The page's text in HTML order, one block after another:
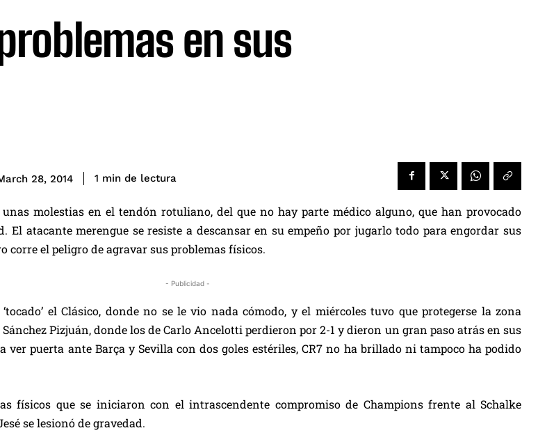
en sus
28, 2014 1 min de lectura
molestias en el tendón rotuliano, del que no hay parte médico alguno, que han provocado
El atacante merengue se resiste a descansar en su empeño por jugarlo todo para engordar sus
corre el peligro de agravar sus problemas físicos.
- Publicidad -
el Clásico, donde no se le vio nada cómodo, y el miércoles tuvo que protegerse la zona
Pizjuán, donde los de Carlo Ancelotti perdieron por 2-1 y dieron un gran paso atrás en sus
ver puerta ante Barça y Sevilla con dos goles estériles, CR7 no ha brillado ni tampoco ha podido
físicos que se iniciaron con el intrascendente compromiso de Champions frente al Schalke
se lesionó de gravedad.